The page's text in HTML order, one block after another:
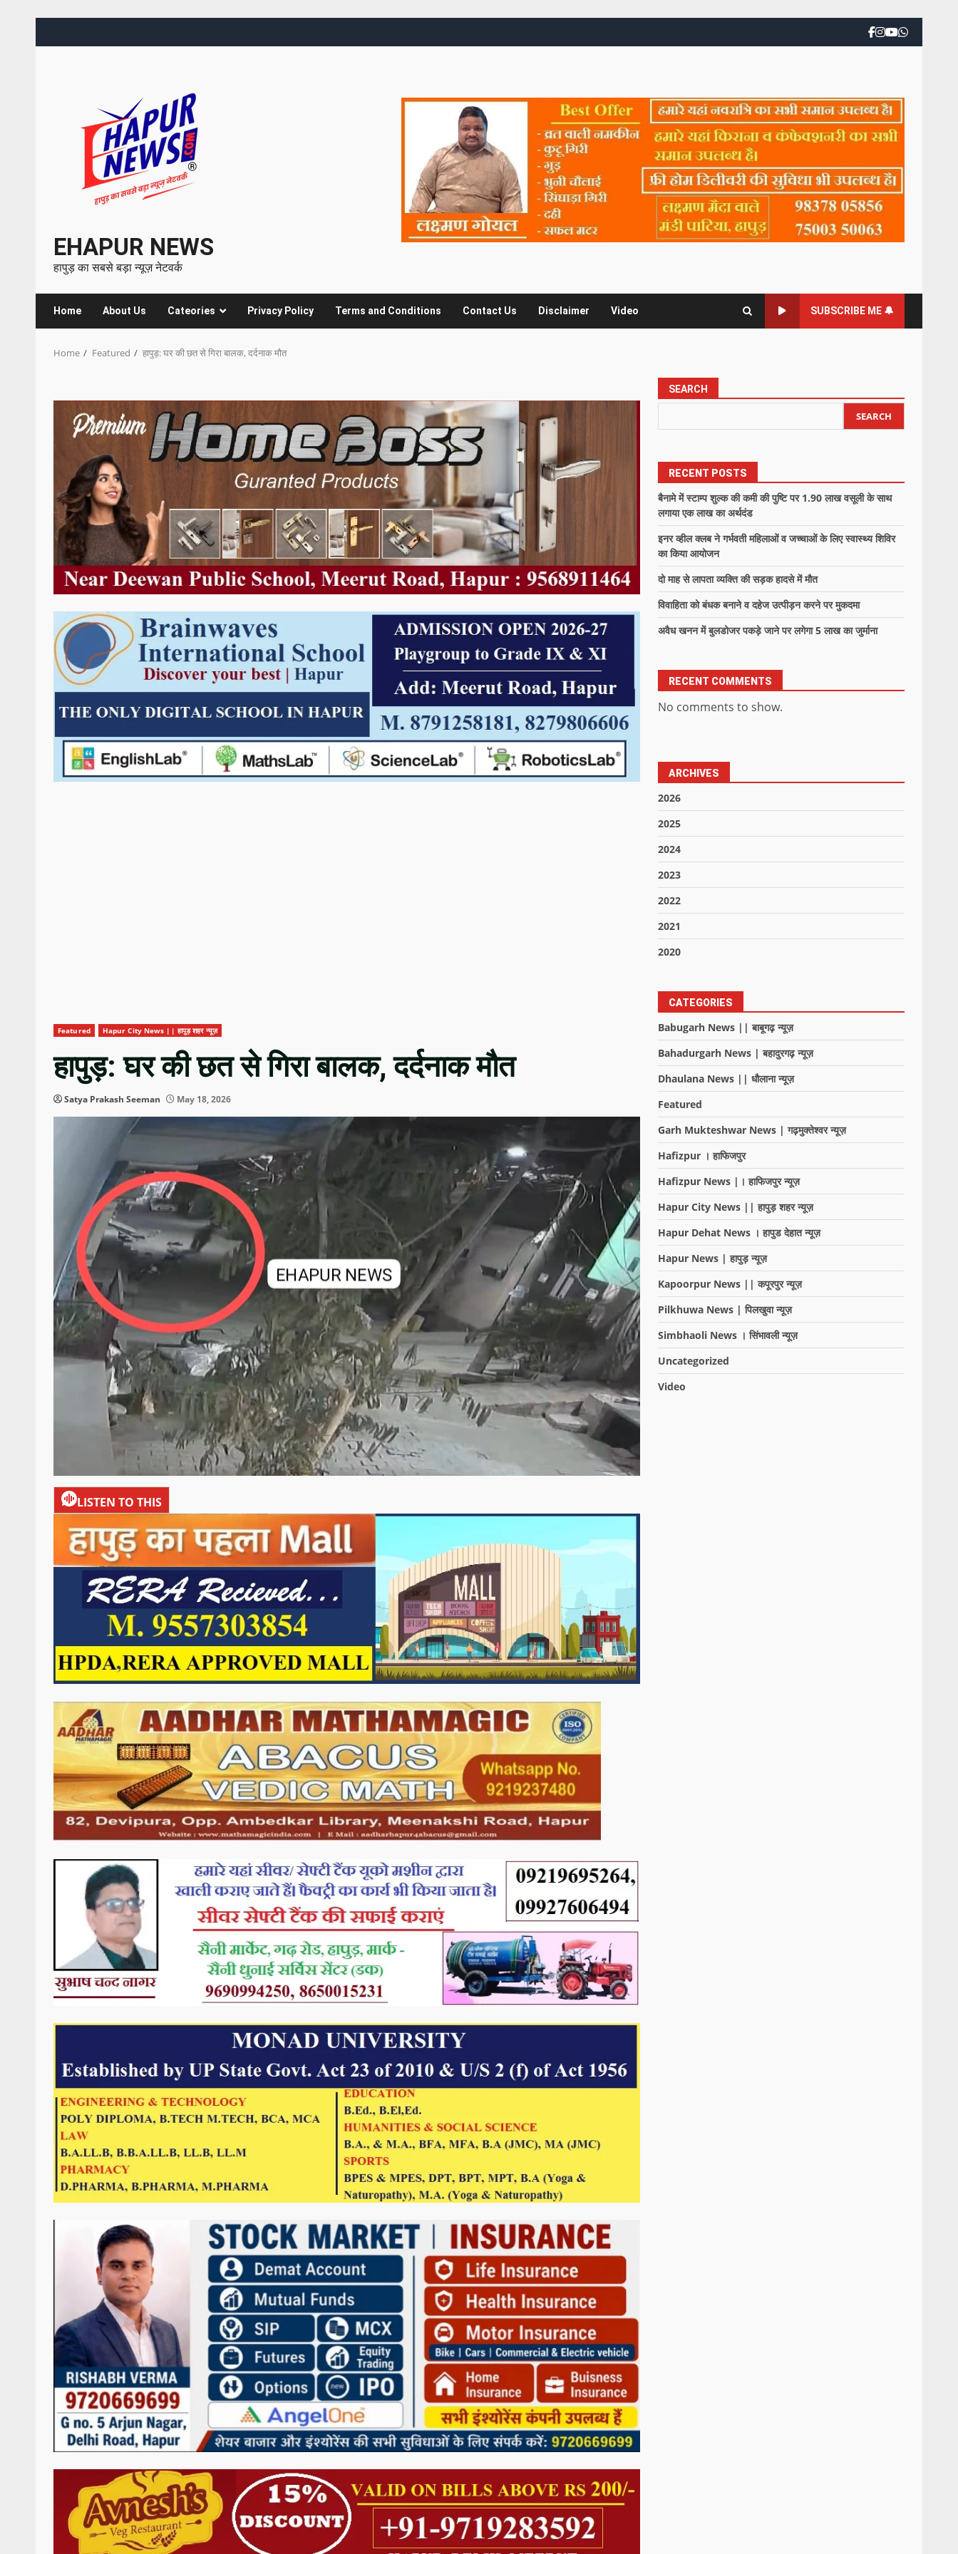
EHAPUR NEWS
हापुड़ का सबसे बड़ा न्यूज़ नेटवर्क
Home About Us Cateories Privacy Policy Terms and Conditions Contact Us Disclaimer Video SUBSCRIBE ME 🔔
Home Featured हापुड़: घर की छत से गिरा बालक, दर्दनाक मौत
Featured Hapur City News || हापुड़ शहर न्यूज़
हापुड़: घर की छत से गिरा बालक, दर्दनाक मौत
Satya Prakash Seeman May 18, 2026
LISTEN TO THIS
SEARCH
SEARCH
RECENT POSTS
बैनामे में स्टाम्प शुल्क की कमी की पुष्टि पर 1.90 लाख वसूली के साथ
लगाया एक लाख का अर्थदंड
इनर व्हील क्लब ने गर्भवती महिलाओं व जच्चाओं के लिए स्वास्थ्य शिविर
का किया आयोजन
दो माह से लापता व्यक्ति की सड़क हादसे में मौत
विवाहिता को बंधक बनाने व दहेज उत्पीड़न करने पर मुकदमा
अवैध खनन में बुलडोजर पकड़े जाने पर लगेगा 5 लाख का जुर्माना
RECENT COMMENTS
No comments to show.
ARCHIVES
2026
2025
2024
2023
2022
2021
2020
CATEGORIES
Babugarh News || बाबूगढ़ न्यूज़
Bahadurgarh News | बहादुरगढ़ न्यूज़
Dhaulana News || धौलाना न्यूज़
Featured
Garh Mukteshwar News | गढ़मुक्तेश्वर न्यूज़
Hafizpur । हाफिजपुर
Hafizpur News |। हाफिजपुर न्यूज़
Hapur City News || हापुड़ शहर न्यूज़
Hapur Dehat News । हापुड देहात न्यूज़
Hapur News | हापुड़ न्यूज़
Kapoorpur News || कपूरपुर न्यूज़
Pilkhuwa News | पिलखुवा न्यूज़
Simbhaoli News । सिंभावली न्यूज़
Uncategorized
Video